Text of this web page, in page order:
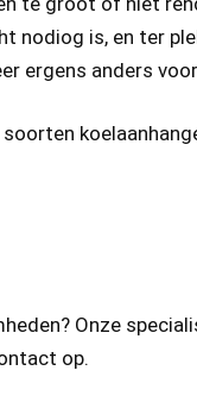
nodiog is, en ter
ergens anders
Onze
op.